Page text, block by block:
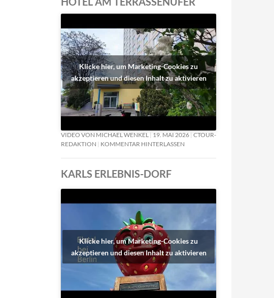
Klicke hier, um Marketing-Cookies zu
akzeptieren und diesen Inhalt zu aktivieren
VIDEO VON MICHAEL WENKEL 19. MAI 2026 CTOUR-
REDAKTION
KOMMENTAR HINTERLASSEN
KARLS ERLEBNIS-DORF
Klicke hier, um Marketing-Cookies zu
akzeptieren und diesen Inhalt zu aktivieren